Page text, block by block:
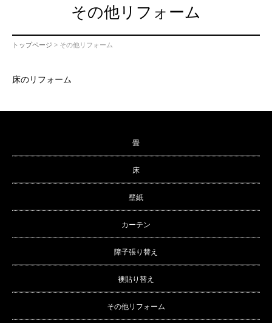
その他リフォーム
トップページ > その他リフォーム
床のリフォーム
畳
床
壁紙
カーテン
障子張り替え
襖貼り替え
その他リフォーム